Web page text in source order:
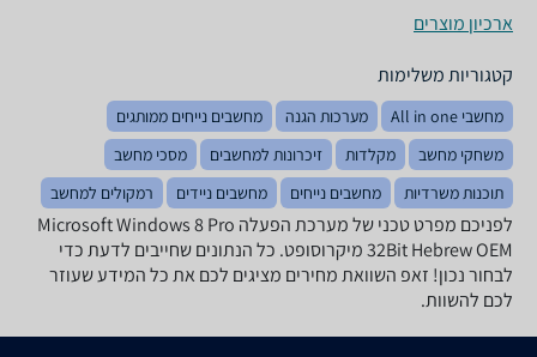
ארכיון מוצרים
קטגוריות משלימות
מחשבי All in one מערכות הגנה
מחשבים נייחים ממותגים
משחקי מחשב
מקלדות זיכרונות למחשבים
מסכי מחשב
תוכנות משרדיות
מחשבים נייחים מחשבים ניידים רמקולים למחשב
לפניכם מפרט טכני של מערכת הפעלה Microsoft Windows 8 Pro
32Bit Hebrew OEM מיקרוסופט. כל הנתונים שחייבים לדעת כדי
לבחור נכון! זאפ השוואת מחירים מציגים לכם את כל המידע שעוזר
לכם להשוות.